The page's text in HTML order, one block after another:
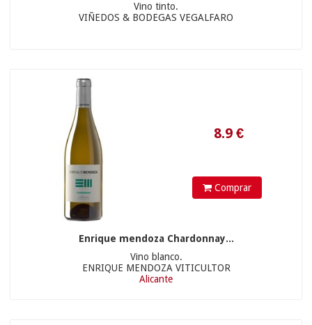
Vino tinto.
VIÑEDOS & BODEGAS VEGALFARO
Comprar
Enrique mendoza Chardonnay...
Vino blanco.
ENRIQUE MENDOZA VITICULTOR
Alicante